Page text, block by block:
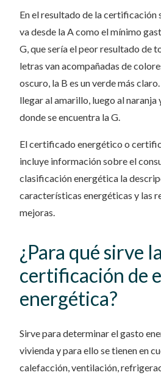
En el resultado de la certificación
va desde la A como el mínimo
G, que sería el peor resultado de
letras van acompañadas de
oscuro, la B es un verde más
llegar al amarillo, luego al
donde se encuentra la G.
El certificado energético o
incluye información sobre el
clasificación energética la
características energéticas y las
mejoras.
¿Para qué sirve la
certificación de
energética?
Sirve para determinar el gasto
vivienda y para ello se tienen en
calefacción, ventilación,